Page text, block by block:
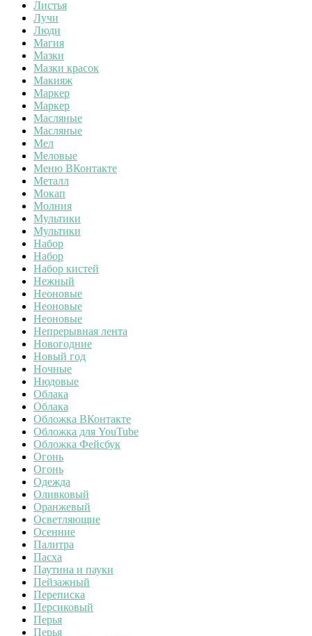
Листья
Лучи
Люди
Магия
Мазки
Мазки красок
Макияж
Маркер
Маркер
Масляные
Масляные
Мел
Меловые
Меню ВКонтакте
Металл
Мокап
Молния
Мультики
Мультики
Набор
Набор
Набор кистей
Нежный
Неоновые
Неоновые
Неоновые
Непрерывная лента
Новогодние
Новый год
Ночные
Нюдовые
Облака
Облака
Обложка ВКонтакте
Обложка для YouTube
Обложка Фейсбук
Огонь
Огонь
Одежда
Оливковый
Оранжевый
Осветляющие
Осенние
Палитра
Пасха
Паутина и пауки
Пейзажный
Переписка
Персиковый
Перья
Перья